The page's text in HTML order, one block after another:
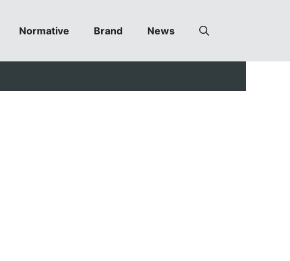
Normative Brand News